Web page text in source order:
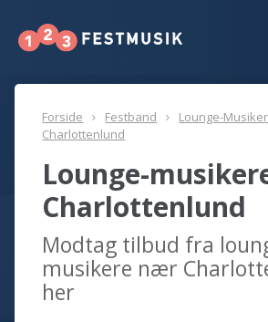
Forside Festband
Lounge-
Charlottenlund
Lounge-
Charlottenlund
Modtag tilbud fra
musikere nær
her